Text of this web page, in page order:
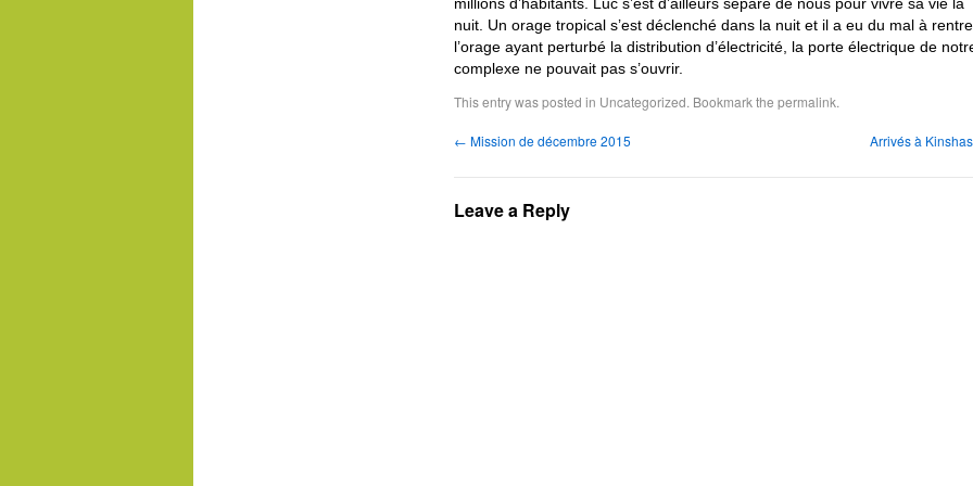
nuit. Un orage tropical s’est déclenché dans la nuit et il a eu du mal à
l’orage ayant perturbé la distribution d’électricité, la porte électrique de
complexe ne pouvait pas s’ouvrir.
This entry was posted in Uncategorized. Bookmark the permalink.
← Mission de décembre 2015 Arrivés à
Leave a Reply